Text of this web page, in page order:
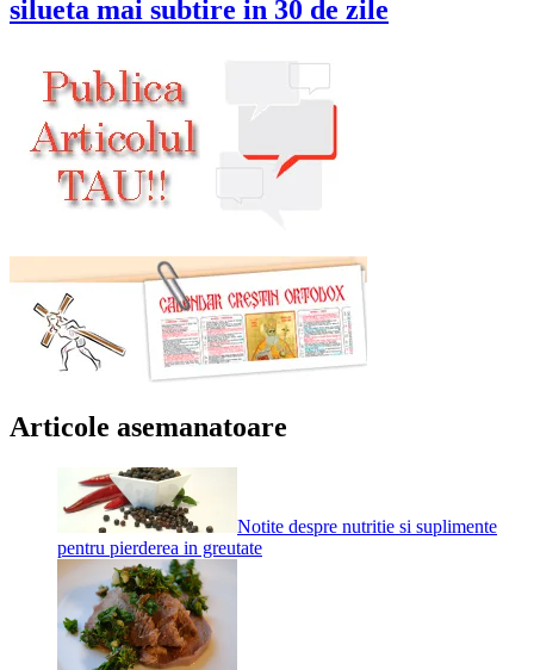
silueta mai subtire in 30 de zile
Articole asemanatoare
Notite despre nutritie si suplimente
pentru pierderea in greutate